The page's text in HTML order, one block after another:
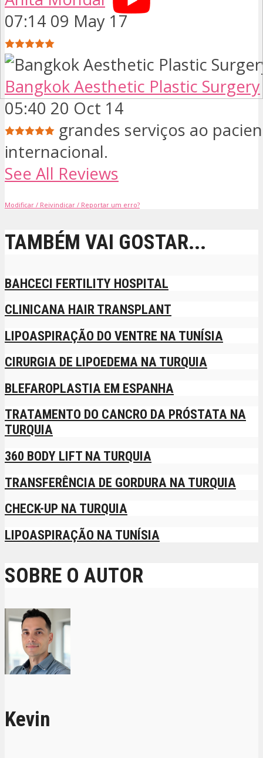
07:14 09 May 17
Bangkok Aesthetic Plastic Surgery
05:40 20 Oct 14
grandes serviços ao
internacional.
See All Reviews
Modificar / Reivindicar / Reportar um erro?
TAMBÉM VAI GOSTAR...
BAHCECI FERTILITY HOSPITAL
CLINICANA HAIR TRANSPLANT
LIPOASPIRAÇÃO DO VENTRE NA TUNÍSIA
CIRURGIA DE LIPOEDEMA NA TURQUIA
BLEFAROPLASTIA EM ESPANHA
TRATAMENTO DO CANCRO DA PRÓSTATA NA
TURQUIA
360 BODY LIFT NA TURQUIA
TRANSFERÊNCIA DE GORDURA NA TURQUIA
CHECK-UP NA TURQUIA
LIPOASPIRAÇÃO NA TUNÍSIA
SOBRE O AUTOR
Kevin